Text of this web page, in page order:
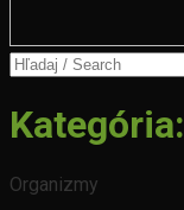
Search
Kategória:
Organizmy